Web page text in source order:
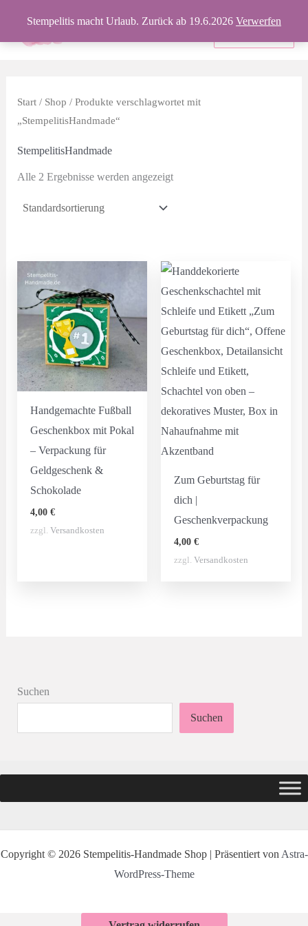
Stempelitis macht Urlaub. Zurück ab 19.6.2026 Verwerfen
springen
Produkte
Start/ Shop / Produkte verschlagwortet mit
„StempelitisHandmade“
StempelitisHandmade
Alle 2 Ergebnisse werden angezeigt
Handgemachte Fußball
Geschenkbox mit Pokal
– Verpackung für
Geldgeschenk &
Schokolade
4,00 €
zzgl. Versandkosten
Zum Geburtstag für
dich |
Geschenkverpackung
4,00€
zzgl.Versandkosten
Suchen
Suchen
Copyright © 2026 Stempelitis-Handmade Shop | Präsentiert von Astra-
WordPress-Theme